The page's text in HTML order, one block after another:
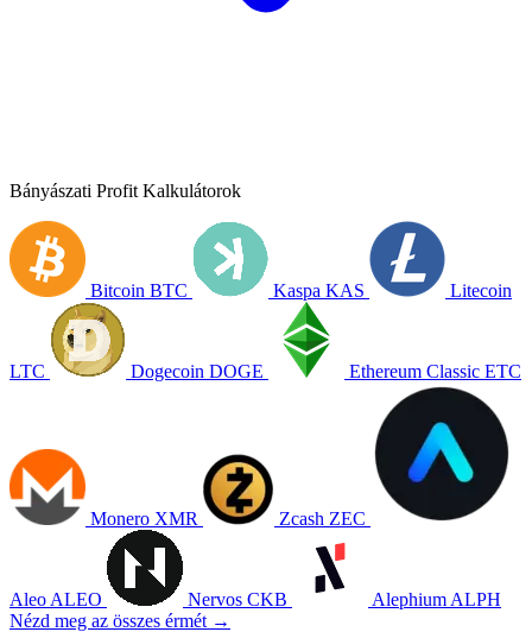
Bányászati Profit Kalkulátorok
Bitcoin BTC Kaspa KAS Litecoin
LTC Dogecoin DOGE Ethereum Classic ETC
Monero XMR Zcash ZEC
Aleo ALEO Nervos CKB Alephium ALPH
Nézd meg az összes érmét →